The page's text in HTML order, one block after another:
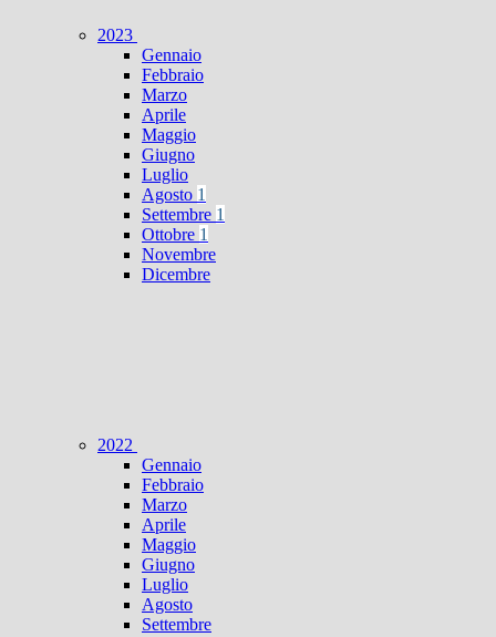
2023
Gennaio
Febbraio
Marzo
Aprile
Maggio
Giugno
Luglio
Agosto 1
Settembre 1
Ottobre 1
Novembre
Dicembre
2022
Gennaio
Febbraio
Marzo
Aprile
Maggio
Giugno
Luglio
Agosto
Settembre